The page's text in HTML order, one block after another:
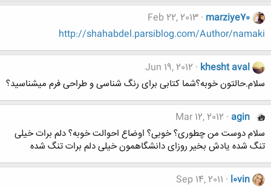
marziye70
Feb 22, 2013
http://shahabdel.parsiblog.com/Author/namaki
khesht aval
Jun 19, 2012
سلام.حالتون خوبه؟شما کتابی برای رنگ شناسی و طراحی فرم میشناسید؟
agin
Mar 12, 2012
سلام دوست من چطوری؟ خوبی؟ اوضاع احوالت خوبه؟ دلم برات خیلی
تنگ شده یادش بخیر روزای دانشگاهمون خیلی دلم برات تنگ شده
l0vin
Sep 14, 2011